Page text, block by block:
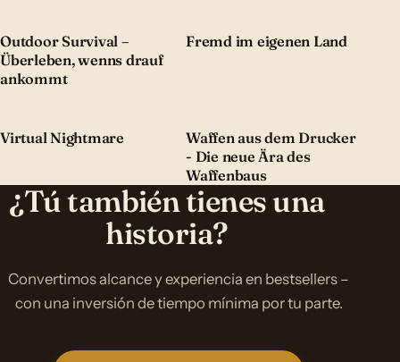
Outdoor Survival –
Überleben, wenns drauf
ankommt
Fremd im eigenen Land
Virtual Nightmare
Waffen aus dem Drucker
- Die neue Ära des
Waffenbaus
¿Tú también tienes una
historia?
Convertimos alcance y experiencia en bestsellers –
con una inversión de tiempo mínima por tu parte.